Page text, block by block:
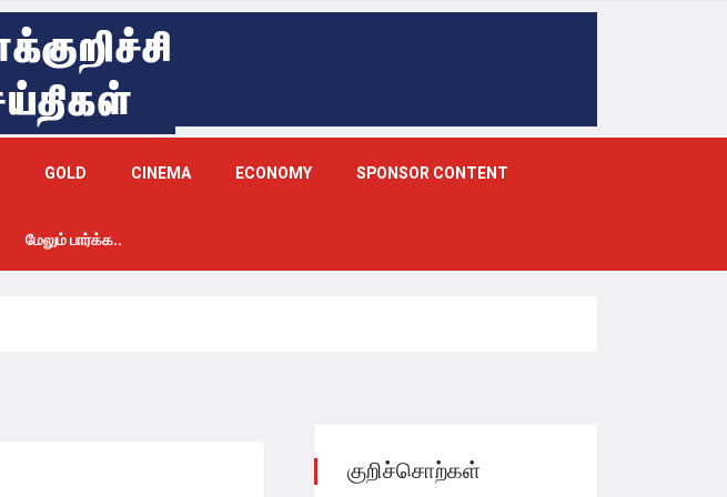
GOLD CINEMA ECONOMY SPONSOR CONTENT
மேலும் பார்க்க..
குறிச்சொற்கள்